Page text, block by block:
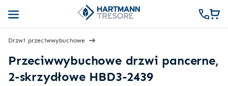
Drzwi przeciwwybuchowe
Przeciwwybuchowe drzwi pancerne,
2-skrzydłowe HBD3-2439